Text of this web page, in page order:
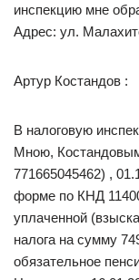
инспекцию мне
Адрес: ул.
Артур Костандов :
В налоговую
Мною,
771665045462) ,
форме по КНД
уплаченной
налога на сумму
обязательное